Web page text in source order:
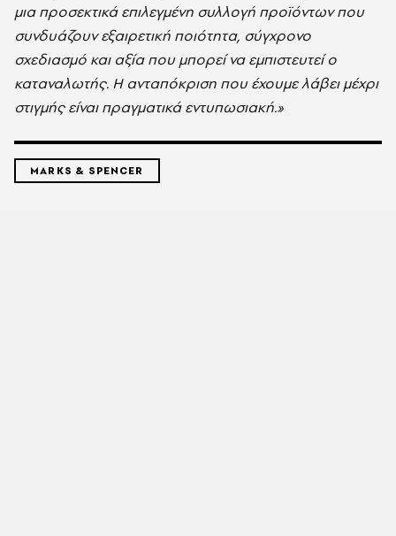
μια προσεκτικά επιλεγμένη συλλογή προϊόντων που
συνδυάζουν εξαιρετική ποιότητα, σύγχρονο
σχεδιασμό και αξία που μπορεί να εμπιστευτεί ο
καταναλωτής. Η ανταπόκριση που έχουμε λάβει μέχρι
στιγμής είναι πραγματικά εντυπωσιακή.»
MARKS & SPENCER